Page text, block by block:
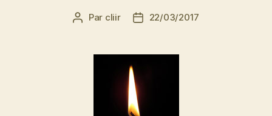
Auteur
Par cliir
Date22/03/2017